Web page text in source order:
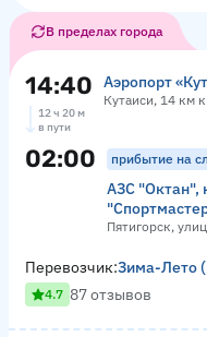
В пределах города
14:40 Аэропорт
Кутаиси, 14 км
12 ч 20 м
в пути
02:00 прибытие на
АЗС "Октан",
Пятигорск,
Перевозчик:Зима-Лето
4.7 87 отзывов